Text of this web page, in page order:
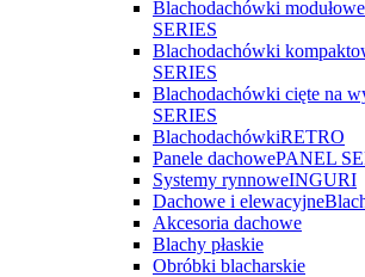
Blachodachówki modułowe
SERIES
Blachodachówki
SERIES
Blachodachówki cięte na
SERIES
BlachodachówkiRETRO
Panele dachowePANEL
Systemy rynnoweINGURI
Dachowe i elewacyjne
Akcesoria dachowe
Blachy płaskie
Obróbki blacharskie